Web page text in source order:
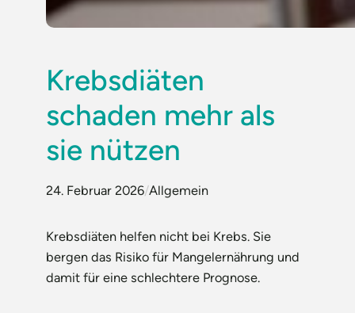
Krebsdiäten
schaden mehr als
sie nützen
24. Februar 2026/Allgemein
Krebsdiäten helfen nicht bei Krebs. Sie
bergen das Risiko für Mangelernährung und
damit für eine schlechtere Prognose.